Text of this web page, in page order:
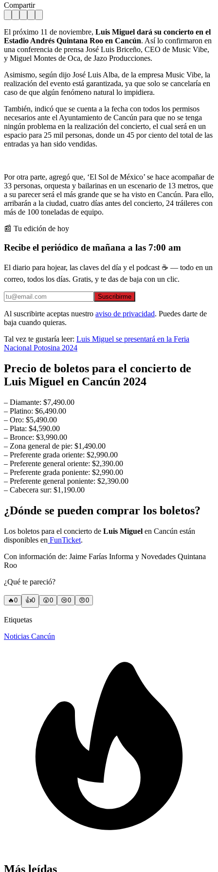
Compartir
El próximo 11 de noviembre, Luis Miguel dará su concierto en el
Estadio Andrés Quintana Roo en Cancún. Así lo confirmaron en
una conferencia de prensa José Luis Briceño, CEO de Music Vibe,
y Miguel Montes de Oca, de Jazo Producciones.
Asimismo, según dijo José Luis Alba, de la empresa Music Vibe, la
realización del evento está garantizada, ya que solo se cancelaría en
caso de que algún fenómeno natural lo impidiera.
También, indicó que se cuenta a la fecha con todos los permisos
necesarios ante el Ayuntamiento de Cancún para que no se tenga
ningún problema en la realización del concierto, el cual será en un
espacio para 25 mil personas, donde un 45 por ciento del total de las
entradas ya han sido vendidas.
Por otra parte, agregó que, ‘El Sol de México’ se hace acompañar de
33 personas, orquesta y bailarinas en un escenario de 13 metros, que
a su parecer será el más grande que se ha visto en Cancún. Para ello,
arribarán a la ciudad, cuatro días antes del concierto, 24 tráileres con
más de 100 toneladas de equipo.
📰 Tu edición de hoy
Recibe el periódico de mañana a las 7:00 am
El diario para hojear, las claves del día y el podcast ☕ — todo en un
correo, todos los días. Gratis, y te das de baja con un clic.
Suscribirme
Al suscribirte aceptas nuestro aviso de privacidad. Puedes darte de
baja cuando quieras.
Tal vez te gustaría leer: Luis Miguel se presentará en la Feria
Nacional Potosina 2024
Precio de boletos para el concierto de
Luis Miguel en Cancún 2024
– Diamante: $7,490.00
– Platino: $6,490.00
– Oro: $5,490.00
– Plata: $4,590.00
– Bronce: $3,990.00
– Zona general de pie: $1,490.00
– Preferente grada oriente: $2,990.00
– Preferente general oriente: $2,390.00
– Preferente grada poniente: $2,990.00
– Preferente general poniente: $2,390.00
– Cabecera sur: $1,190.00
¿Dónde se pueden comprar los boletos?
Los boletos para el concierto de Luis Miguel en Cancún están
disponibles en FunTicket.
Con información de: Jaime Farías Informa y Novedades Quintana
Roo
¿Qué te pareció?
🔥0 👍0 😲0 😢0 😠0
Etiquetas
Noticias Cancún
Más leídas